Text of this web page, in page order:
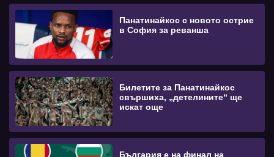
Панатинайкос с новото острие
в София за реванша
Билетите за Панатинайкос
свършиха, „детелините“ ще
искат още
България е на финал на